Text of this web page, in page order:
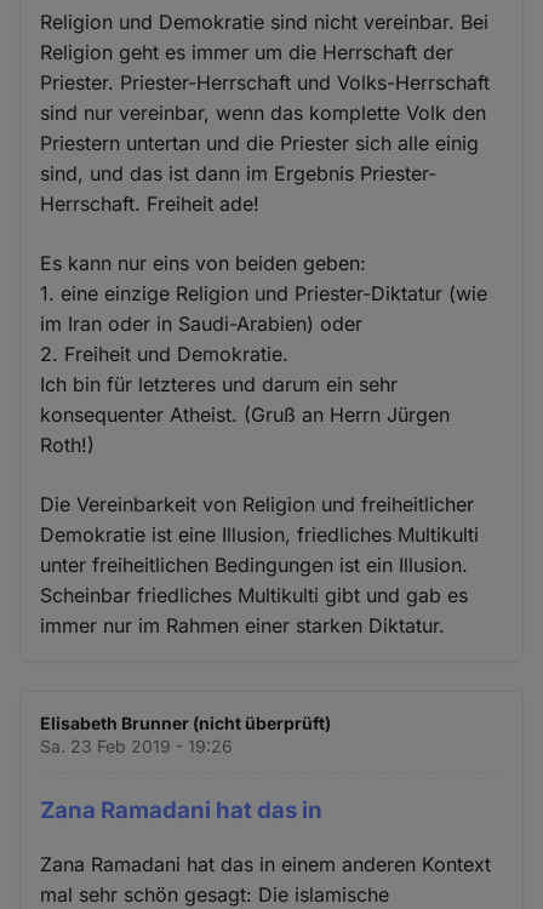
Religion und Demokratie sind nicht vereinbar. Bei
Religion geht es immer um die Herrschaft der
Priester. Priester-Herrschaft und Volks-Herrschaft
sind nur vereinbar, wenn das komplette Volk den
Priestern untertan und die Priester sich alle einig
sind, und das ist dann im Ergebnis Priester-
Herrschaft. Freiheit ade!
Es kann nur eins von beiden geben:
1. eine einzige Religion und Priester-Diktatur (wie
im Iran oder in Saudi-Arabien) oder
2. Freiheit und Demokratie.
Ich bin für letzteres und darum ein sehr
konsequenter Atheist. (Gruß an Herrn Jürgen
Roth!)
Die Vereinbarkeit von Religion und freiheitlicher
Demokratie ist eine Illusion, friedliches Multikulti
unter freiheitlichen Bedingungen ist ein Illusion.
Scheinbar friedliches Multikulti gibt und gab es
immer nur im Rahmen einer starken Diktatur.
Elisabeth Brunner (nicht überprüft)
Sa. 23 Feb 2019 - 19:26
Zana Ramadani hat das in
Zana Ramadani hat das in einem anderen Kontext
mal sehr schön gesagt: Die islamische